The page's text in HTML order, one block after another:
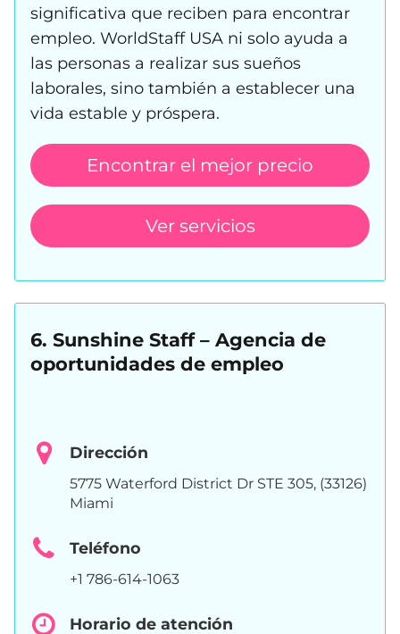
significativa que reciben para encontrar
empleo. WorldStaff USA ni solo ayuda a
las personas a realizar sus sueños
laborales, sino también a establecer una
vida estable y próspera.
Encontrar el mejor precio
Ver servicios
6. Sunshine Staff – Agencia de
oportunidades de empleo
Dirección
5775 Waterford District Dr STE 305, (33126)
Miami
Teléfono
+1 786-614-1063
Horario de atención